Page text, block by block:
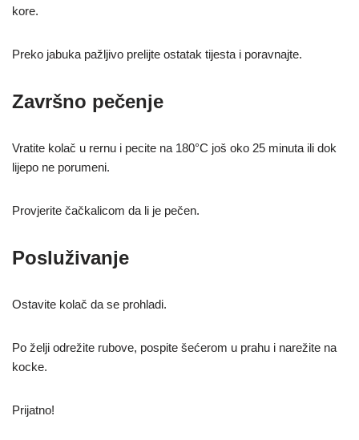
kore.
Preko jabuka pažljivo prelijte ostatak tijesta i poravnajte.
Završno pečenje
Vratite kolač u rernu i pecite na 180°C još oko 25 minuta ili dok
lijepo ne porumeni.
Provjerite čačkalicom da li je pečen.
Posluživanje
Ostavite kolač da se prohladi.
Po želji odrežite rubove, pospite šećerom u prahu i narežite na
kocke.
Prijatno!